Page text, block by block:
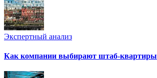
Экспертный анализ
Как компании выбирают штаб-квартиры